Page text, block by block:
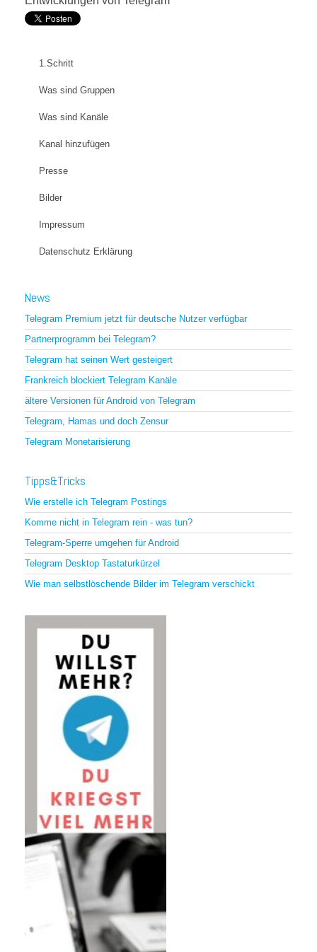
1.Schritt
Was sind Gruppen
Was sind Kanäle
Kanal hinzufügen
Presse
Bilder
Impressum
Datenschutz Erklärung
News
Telegram Premium jetzt für deutsche Nutzer verfügbar
Partnerprogramm bei Telegram?
Telegram hat seinen Wert gesteigert
Frankreich blockiert Telegram Kanäle
ältere Versionen für Android von Telegram
Telegram, Hamas und doch Zensur
Telegram Monetarisierung
Tipps&Tricks
Wie erstelle ich Telegram Postings
Komme nicht in Telegram rein - was tun?
Telegram-Sperre umgehen für Android
Telegram Desktop Tastaturkürzel
Wie man selbstlöschende Bilder im Telegram verschickt